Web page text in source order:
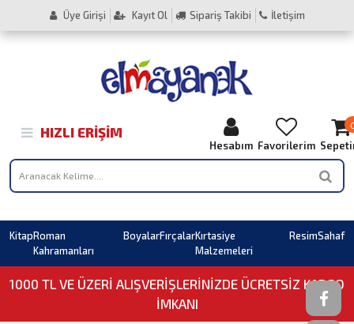
Üye Girişi Kayıt Ol Sipariş Takibi İletişim
HIZLI ERIŞIM
Hesabım Favorilerim
KitapRoman
Kahramanları
BoyalarFırçalarKırtasiye
Malzemeleri
ResimSahaf
1000 TL VE ÜZERI ALIŞVERIŞLERINIZDE ÜCRETSİZ KARGO
İMKANI